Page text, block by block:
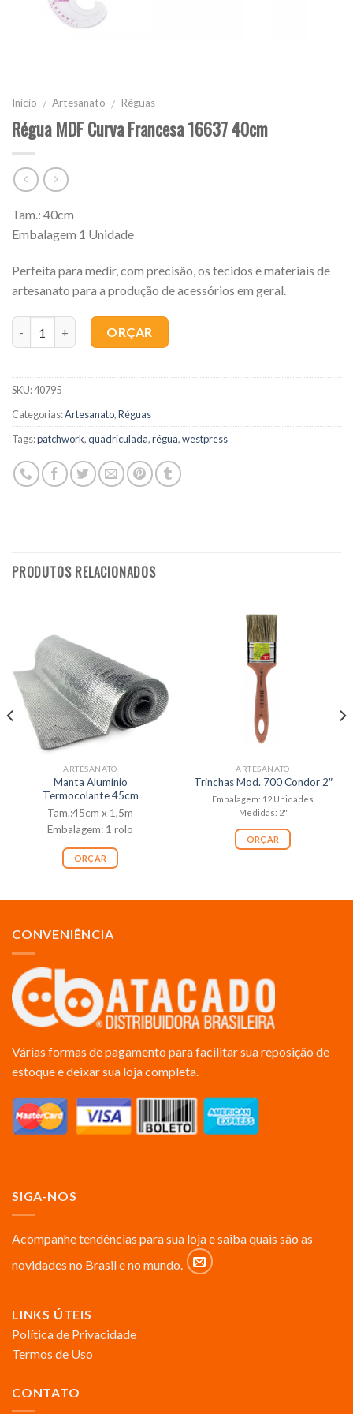
Início / Artesanato / Réguas
Régua MDF Curva Francesa 16637 40cm
Tam.: 40cm
Embalagem 1 Unidade
Perfeita para medir, com precisão, os tecidos e materiais de
artesanato para a produção de acessórios em geral.
ORÇAR
SKU:40795
Categorias:Artesanato,Réguas
Tags:patchwork,quadriculada,régua,westpress
PRODUTOS RELACIONADOS
ARTESANATO
Manta Alumínio
Termocolante 45cm
Tam.:45cm x 1,5m
Embalagem: 1 rolo
ORÇAR
ARTESANATO
Trinchas Mod. 700 Condor 2″
Embalagem: 12 Unidades
Medidas: 2"
ORÇAR
CONVENIÊNCIA
Várias formas de pagamento para facilitar sua reposição de
estoque e deixar sua loja completa.
SIGA-NOS
Acompanhe tendências para sua loja e saiba quais são as
novidades no Brasil e no mundo.
LINKS ÚTEIS
Política de Privacidade
Termos de Uso
CONTATO